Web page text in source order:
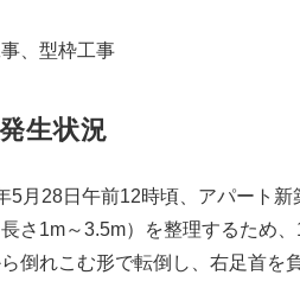
、型枠工事
生状況
5月28日午前12時頃、アパート
さ1m～3.5m）を整理するため
倒れこむ形で転倒し、右足首を